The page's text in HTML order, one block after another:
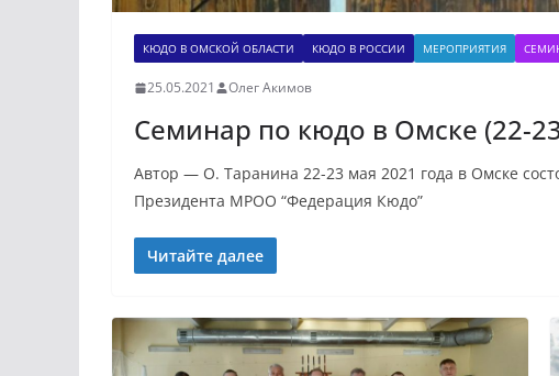
КЮДО В ОМСКОЙ ОБЛАСТИ КЮДО В РОССИИ МЕРОПРИЯТИЯ
25.05.2021 Олег Акимов
Семинар по кюдо в Омске (22-
Автор — О. Таранина 22-23 мая 2021 года в Омске
Президента МРОО “Федерация Кюдо”
Читайте далее